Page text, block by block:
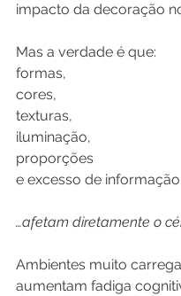
impacto da decoração
Mas a verdade é que:
formas,
cores,
texturas,
iluminação,
proporções
e excesso de
…afetam diretamente o
Ambientes muito
aumentam fadiga